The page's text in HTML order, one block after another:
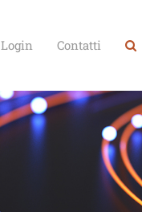
Login Contatti